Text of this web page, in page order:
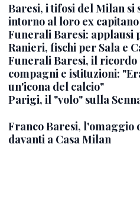
Baresi, i tifosi del Milan si
intorno al loro ex capitano
Funerali Baresi: applausi
Ranieri, fischi per Sala e
Funerali Baresi, il ricordo
compagni e istituzioni:
un'icona del calcio"
Parigi, il "volo" sulla
Franco Baresi, l'omaggio
davanti a Casa Milan